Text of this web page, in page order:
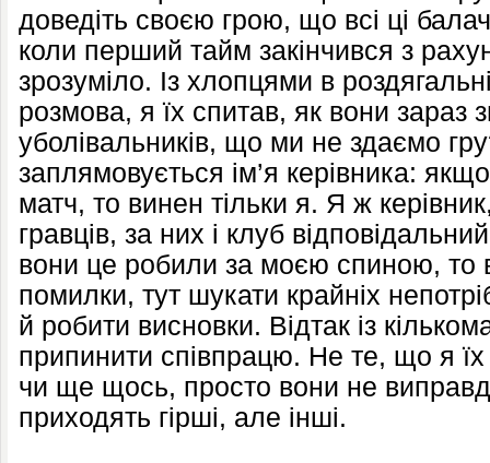
доведіть своєю грою, що всі ці
коли перший тайм закінчився з
зрозуміло. Із хлопцями в
розмова, я їх спитав, як вони зараз
уболівальників, що ми не здаємо
заплямовується ім’я керівника:
матч, то винен тільки я. Я ж
гравців, за них і клуб
вони це робили за моєю спиною, то
помилки, тут шукати крайніх
й робити висновки. Відтак із
припинити співпрацю. Не те, що я
чи ще щось, просто вони не
приходять гірші, але інші.